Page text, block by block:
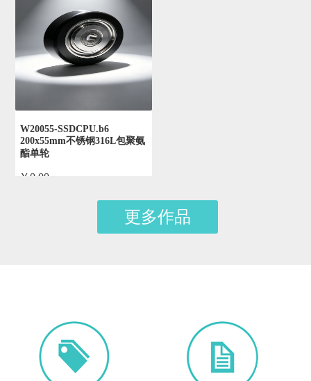
W20055-SSDCPU.b6
200x55mm不锈钢316L包聚氨
酯单轮
￥0.00
更多作品